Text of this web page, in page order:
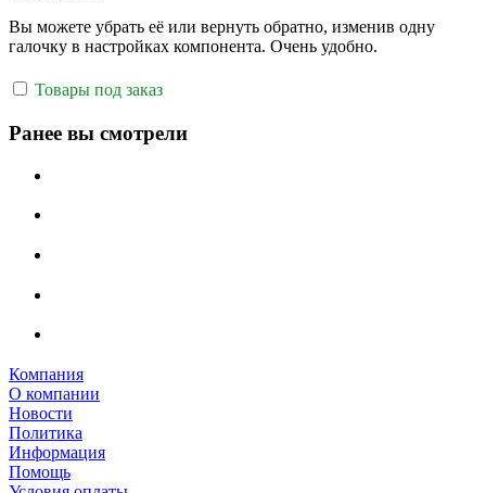
Вы можете убрать её или вернуть обратно, изменив одну
галочку в настройках компонента. Очень удобно.
Товары под заказ
Ранее вы смотрели
Компания
О компании
Новости
Политика
Информация
Помощь